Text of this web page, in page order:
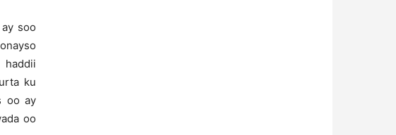
soo
haddii
ku
oo ay
oo